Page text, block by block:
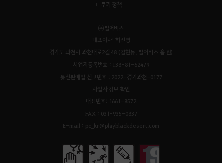
쿠키 정책
㈜펄어비스
대표이사: 허진영
경기도 과천시 과천대로2길 48 (갈현동, 펄어비스 홈 원)
사업자등록번호 : 138-81-62479
통신판매업 신고번호 : 2022-경기과천-0177
사업자 정보 확인
대표번호: 1661-8572
FAX : 031-935-0837
E-mail : pc_kr@playblackdesert.com